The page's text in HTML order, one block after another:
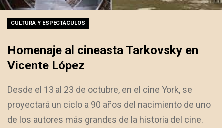
CULTURA Y ESPECTÁCULOS
Homenaje al cineasta Tarkovsky en
Vicente López
Desde el 13 al 23 de octubre, en el cine York, se
proyectará un ciclo a 90 años del nacimiento de uno
de los autores más grandes de la historia del cine.